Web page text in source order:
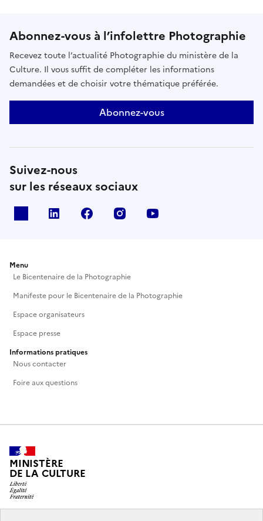
Abonnez-vous à l’infolettre Photographie
Recevez toute l’actualité Photographie du ministère de la
Culture. Il vous suffit de compléter les informations
demandées et de choisir votre thématique préférée.
Abonnez-vous
Suivez-nous
sur les réseaux sociaux
Linkedin Facebook Instagram
Menu
Le Bicentenaire de la Photographie
Manifeste pour le Bicentenaire de la Photographie
Espace organisateurs
Espace presse
Informations pratiques
Nous contacter
Foire aux questions
MINISTÈRE
DE LA CULTURE